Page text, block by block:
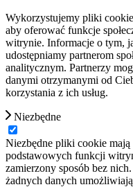
Wykorzystujemy pliki
aby oferować funkcje
witrynie. Informacje o tym,
udostępniamy partnerom
analitycznym. Partnerzy
danymi otrzymanymi od
korzystania z ich usług.
Niezbędne
Niezbędne pliki cookie
podstawowych funkcji
zamierzony sposób bez
żadnych danych